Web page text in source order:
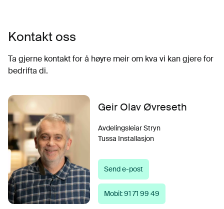
Kontakt oss
Ta gjerne kontakt for å høyre meir om kva vi kan gjere for
bedrifta di.
Geir Olav Øvreseth
Avdelingsleiar Stryn
Tussa Installasjon
Send e-post
Mobil: 91 71 99 49